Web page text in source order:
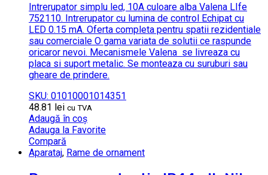
Intrerupator simplu led, 10A culoare alba Valena LIfe
752110. Intrerupator cu lumina de control Echipat cu
LED 0.15 mA. Oferta completa pentru spatii rezidentiale
sau comerciale O gama variata de solutii ce raspunde
oricaror nevoi. Mecanismele Valena se livreaza cu
placa si suport metalic. Se monteaza cu suruburi sau
gheare de prindere.
SKU: 01010001014351
48.81 lei cu TVA
Adaugă în coș
Adauga la Favorite
Compară
Aparataj, Rame de ornament